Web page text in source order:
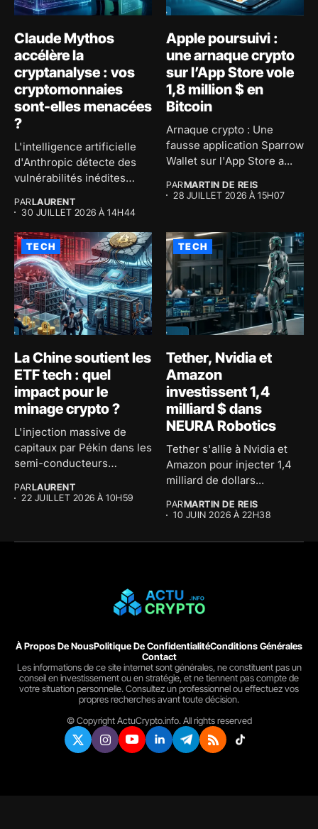
Claude Mythos
accélère la
cryptanalyse : vos
cryptomonnaies
sont-elles menacées
?
L'intelligence artificielle
d'Anthropic détecte des
vulnérabilités inédites
chiffrement...
PARLAURENT
30 JUILLET 2026 À 14H44
Apple poursuivi :
une arnaque crypto
sur l’App Store vole
1,8 million $ en
Bitcoin
Arnaque crypto : Une
fausse application Sparrow
Wallet sur l'App Store a...
PARMARTIN DE REIS
28 JUILLET 2026 À 15H07
TECH
La Chine soutient les
ETF tech : quel
impact pour le
minage crypto ?
L'injection massive de
capitaux par Pékin dans les
semi-conducteurs
PARLAURENT
22 JUILLET 2026 À 10H59
TECH
Tether, Nvidia et
Amazon
investissent 1,4
milliard $ dans
NEURA Robotics
Tether s'allie à Nvidia et
Amazon pour injecter 1,4
milliard de dollars...
PARMARTIN DE REIS
10 JUIN 2026 À 22H38
À Propos De NousPolitique De ConfidentialitéConditions Générales
Contact
Les informations de ce site internet sont générales, ne constituent pas un
conseil en investissement ou en stratégie, et ne tiennent pas compte de
votre situation personnelle. Consultez un professionnel ou effectuez vos
propres recherches avant toute décision.
© Copyright ActuCrypto.info. All rights reserved